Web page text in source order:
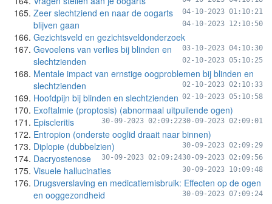
04-10-2023 01:10:21
Zeer slechtziend en naar de oogarts
blijven gaan
04-10-2023 12:10:50
Gezichtsveld en gezichtsveldonderzoek
03-10-2023 04:10:30
Gevoelens van verlies bij blinden en
slechtzienden
02-10-2023 05:10:25
Mentale impact van ernstige oogproblemen bij blinden en
slechtzienden
02-10-2023 02:10:33
Hoofdpijn bij blinden en slechtzienden 02-10-2023 05:10:58
Exoftalmie (proptosis) (abnormaal uitpuilende ogen)
30-09-2023 02:09:01
Episcleritis 30-09-2023 02:09:22
Entropion (onderste ooglid draait naar binnen)
30-09-2023 02:09:29
Diplopie (dubbelzien)
30-09-2023 02:09:56
Dacryostenose 30-09-2023 02:09:24
Visuele hallucinaties 30-09-2023 10:09:48
Drugsverslaving en medicatiemisbruik: Effecten op de ogen
en ooggezondheid
30-09-2023 07:09:24